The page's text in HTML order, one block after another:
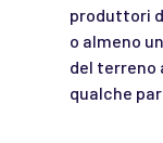
produttori
o almeno
del terreno
qualche